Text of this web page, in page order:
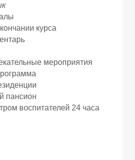
курса
мероприятия
пансион
воспитателей 24 часа